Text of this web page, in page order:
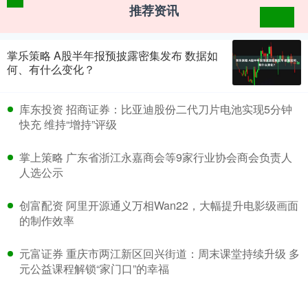
推荐资讯
掌乐策略 A股半年报预披露密集发布 数据如
何、有什么变化？
库东投资 招商证券：比亚迪股份二代刀片电池实现5分钟
快充 维持“增持”评级
掌上策略 广东省浙江永嘉商会等9家行业协会商会负责人
人选公示
创富配资 阿里开源通义万相Wan22，大幅提升电影级画面
的制作效率
元富证券 重庆市两江新区回兴街道：周末课堂持续升级 多
元公益课程解锁“家门口”的幸福